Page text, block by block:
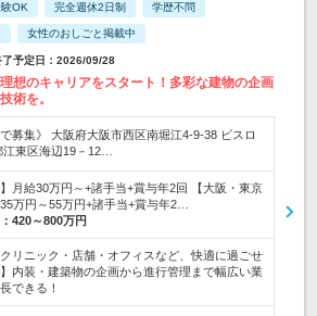
OK 完全週休2日制 学歴不問
女性のおしごと掲載中
予定日：2026/09/28
想のキャリアをスタート！多彩な建物の企画
術を。
で募集》 大阪府大阪市西区南堀江4‐9-38 ビスロ
東区海辺19－12…
】月給30万円～+諸手当+賞与年2回 【大阪・東京
万円～55万円+諸手当+賞与年2…
420～800万円
クリニック・店舗・オフィスなど、快適に過ごせ
内装・建築物の企画から進行管理まで幅広い業
できる！